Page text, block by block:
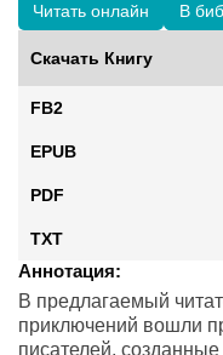
Читать онлайн В
Скачать Книгу
FB2
EPUB
PDF
TXT
Аннотация:
В предлагаемый
приключений вошли
писателей,